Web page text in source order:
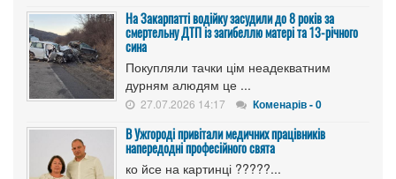
На Закарпатті водійку засудили до 8 років за
смертельну ДТП із загибеллю матері та 13-річного
сина
Покупляли тачки цім неадекватним
дурням алюдям це ...
27.07.2026 14:17 Коменарів - 0
В Ужгороді привітали медичних працівників
напередодні професійного свята
ко йсе на картинці ?????...